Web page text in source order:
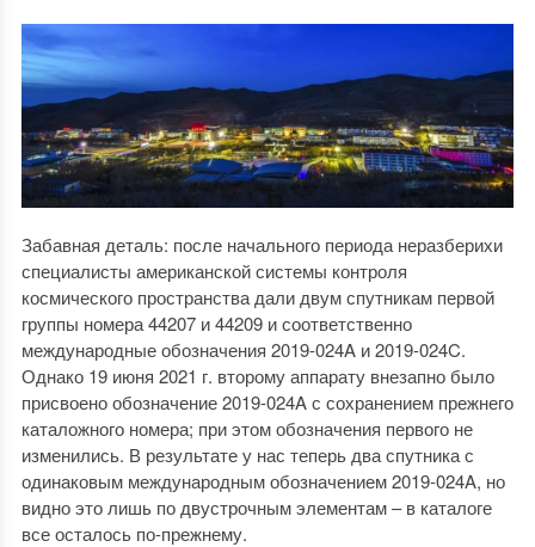
Забавная деталь: после начального периода неразберихи
специалисты американской системы контроля
космического пространства дали двум спутникам первой
группы номера 44207 и 44209 и соответственно
международные обозначения 2019-024A и 2019-024C.
Однако 19 июня 2021 г. второму аппарату внезапно было
присвоено обозначение 2019-024A с сохранением прежнего
каталожного номера; при этом обозначения первого не
изменились. В результате у нас теперь два спутника с
одинаковым международным обозначением 2019-024A, но
видно это лишь по двустрочным элементам – в каталоге
все осталось по-прежнему.